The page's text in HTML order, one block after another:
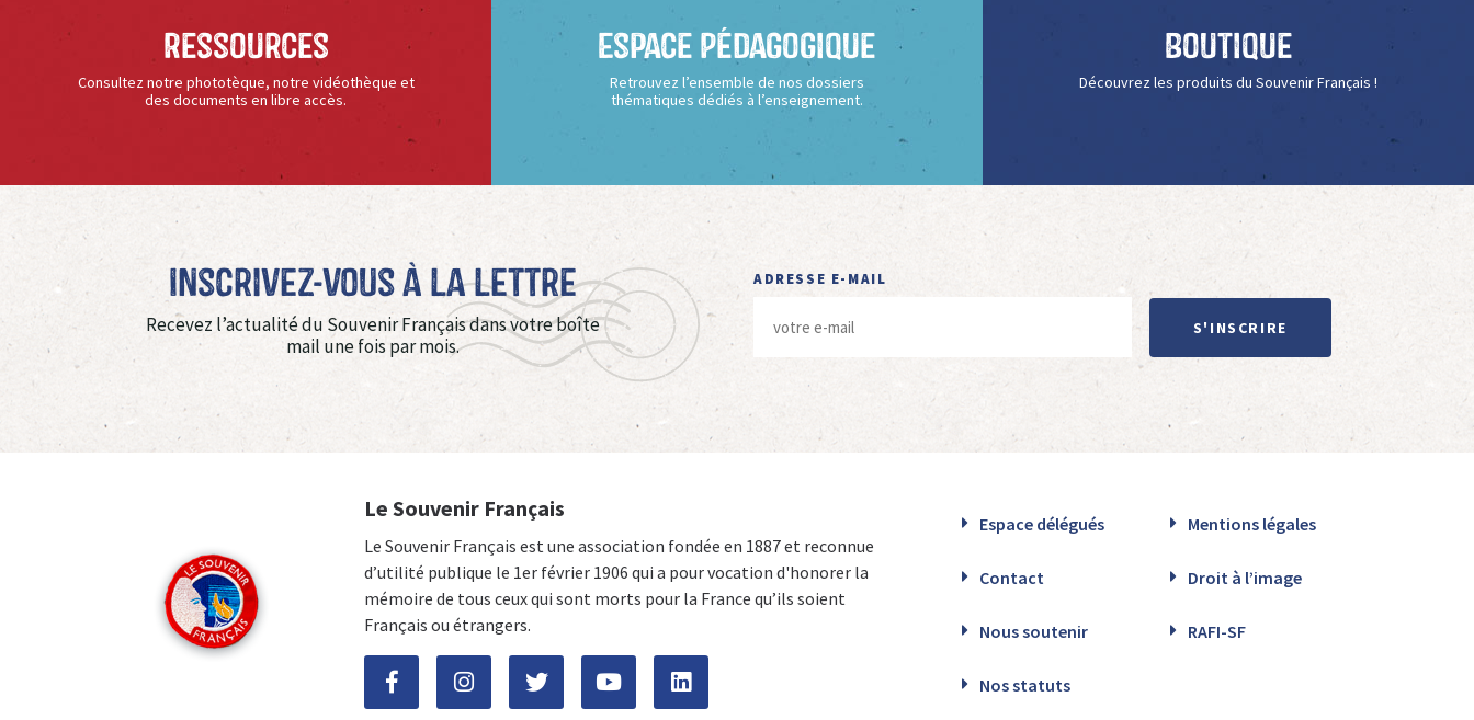
Ressources
Consultez notre phototèque, notre vidéothèque et
des documents en libre accès.
Espace Pédagogique
Retrouvez l’ensemble de nos dossiers
thématiques dédiés à l’enseignement.
Boutique
Découvrez les produits du Souvenir Français !
Inscrivez-vous à La Lettre
Recevez l’actualité du Souvenir Français dans votre boîte
mail une fois par mois.
ADRESSE E-MAIL
S'INSCRIRE
Le Souvenir Français
Le Souvenir Français est une association fondée en 1887 et reconnue
d’utilité publique le 1er février 1906 qui a pour vocation d'honorer la
mémoire de tous ceux qui sont morts pour la France qu’ils soient
Français ou étrangers.
Espace délégués Mentions légales
Contact Droit à l’image
Nous soutenir RAFI-SF
Nos statuts